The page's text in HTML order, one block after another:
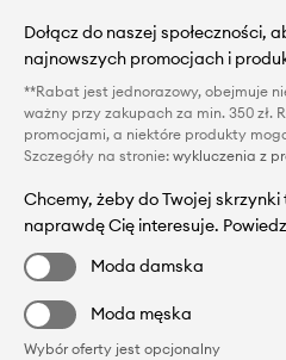
Dołącz do naszej społeczności,
najnowszych promocjach i
**Rabat jest jednorazowy, obejmuje
ważny przy zakupach za min. 350 zł.
promocjami, a niektóre produkty
Szczegóły na stronie: wykluczenia z
Chcemy, żeby do Twojej
naprawdę Cię interesuje.
Moda damska
Moda męska
Wybór oferty jest opcjonalny